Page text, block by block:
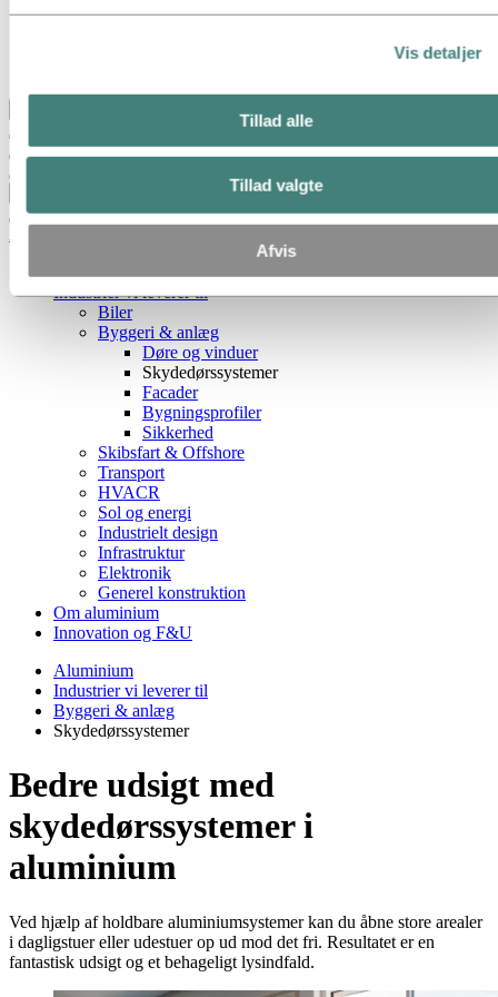
Vis detaljer
Tillad alle
Tillad valgte
Afvis
Hydro lokationer i Denmark
Produkter
Industrier vi leverer til
Biler
Byggeri & anlæg
Døre og vinduer
Skydedørssystemer
Facader
Bygningsprofiler
Sikkerhed
Skibsfart & Offshore
Transport
HVACR
Sol og energi
Industrielt design
Infrastruktur
Elektronik
Generel konstruktion
Om aluminium
Innovation og F&U
Aluminium
Industrier vi leverer til
Byggeri & anlæg
Skydedørssystemer
Bedre udsigt med
skydedørssystemer i
aluminium
Ved hjælp af holdbare aluminiumsystemer kan du åbne store arealer
i dagligstuer eller udestuer op ud mod det fri. Resultatet er en
fantastisk udsigt og et behageligt lysindfald.